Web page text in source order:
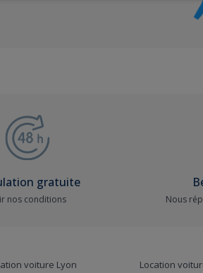
gratuite
nos conditions Nous
voiture Lyon Location